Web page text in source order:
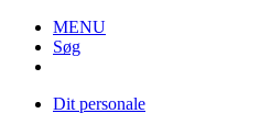
MENU
Søg
Dit personale